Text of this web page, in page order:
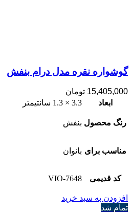
گوشواره نقره مدل درام بنفش
15,405,000 تومان
ابعاد
3.3 × 1.3 سانتیمتر
رنگ محصول بنفش
مناسب برای بانوان
کد قدیمی 7648-VIO
افزودن به سبد خرید
تمام شد